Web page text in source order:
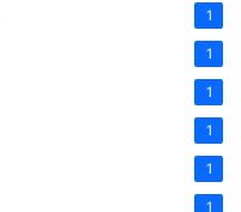
1
1
1
1
1
1